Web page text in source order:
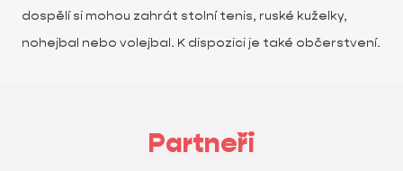
dospělí si mohou zahrát stolní tenis, ruské kuželky,
nohejbal nebo volejbal. K dispozici je také občerstvení.
Partneři